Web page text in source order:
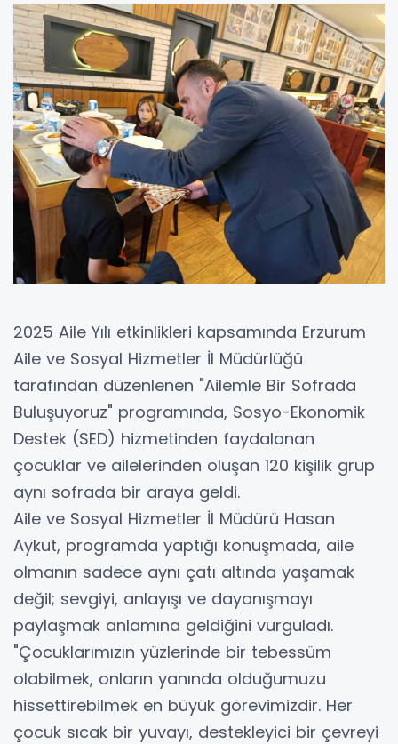
2025 Aile Yılı etkinlikleri kapsamında Erzurum
Aile ve Sosyal Hizmetler İl Müdürlüğü
tarafından düzenlenen "Ailemle Bir Sofrada
Buluşuyoruz" programında, Sosyo-Ekonomik
Destek (SED) hizmetinden faydalanan
çocuklar ve ailelerinden oluşan 120 kişilik grup
aynı sofrada bir araya geldi.
Aile ve Sosyal Hizmetler İl Müdürü Hasan
Aykut, programda yaptığı konuşmada, aile
olmanın sadece aynı çatı altında yaşamak
değil; sevgiyi, anlayışı ve dayanışmayı
paylaşmak anlamına geldiğini vurguladı.
"Çocuklarımızın yüzlerinde bir tebessüm
olabilmek, onların yanında olduğumuzu
hissettirebilmek en büyük görevimizdir. Her
çocuk sıcak bir yuvayı, destekleyici bir çevreyi